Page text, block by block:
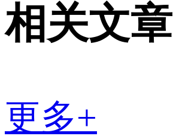
相关文章
更多+